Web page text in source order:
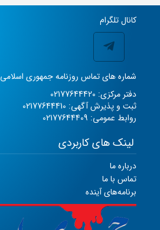
کانال تلگرام
شماره های تماس روزنامه جمهوری اسلامی
دفتر مرکزی: 02177644420
ثبت و پذیرش آگهی: 02177644410
روابط عمومی: 02177644409
لینک های کاربردی
درباره ما
تماس با ما
برنامه‌های آینده